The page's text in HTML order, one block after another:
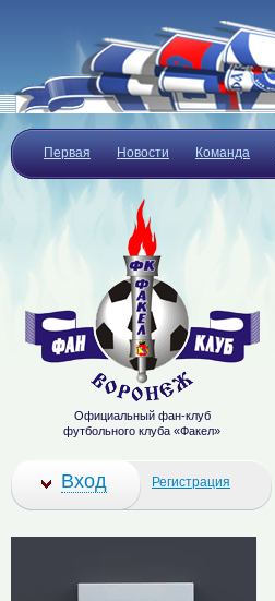
Первая Новости Команда
Официальный фан-клуб
футбольного клуба «Факел»
Вход Регистрация